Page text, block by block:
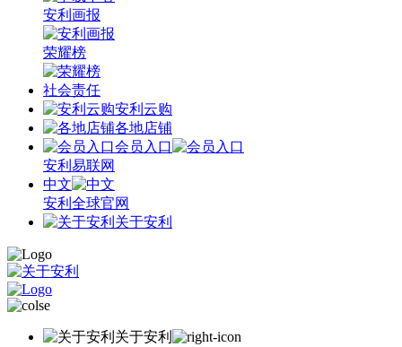
安利画报
荣耀榜
社会责任
安利云购
各地店铺
会员入口
安利易联网
中文
安利全球官网
关于安利
关于安利